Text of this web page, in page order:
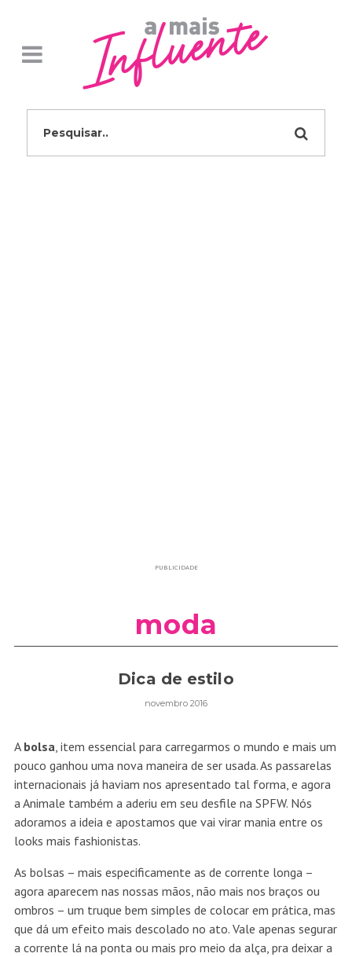
PUBLICIDADE
moda
Dica de estilo
novembro 2016
A bolsa, item essencial para carregarmos o mundo e mais um
pouco ganhou uma nova maneira de ser usada. As passarelas
internacionais já haviam nos apresentado tal forma, e agora
a Animale também a aderiu em seu desfile na SPFW. Nós
adoramos a ideia e apostamos que vai virar mania entre os
looks mais fashionistas.
As bolsas – mais especificamente as de corrente longa –
agora aparecem nas nossas mãos, não mais nos braços ou
ombros – um truque bem simples de colocar em prática, mas
que dá um efeito mais descolado no ato. Vale apenas segurar
a corrente lá na ponta ou mais pro meio da alça, pra deixar a